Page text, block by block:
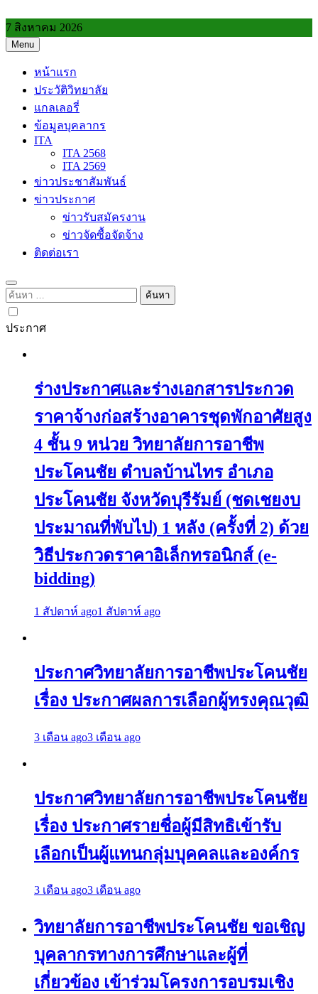
to
content
7 สิงหาคม 2026
Menu
หน้าแรก
ประวัติวิทยาลัย
แกลเลอรี่
ข้อมูลบุคลากร
ITA
ITA 2568
ITA 2569
ข่าวประชาสัมพันธ์
ข่าวประกาศ
ข่าวรับสมัครงาน
ข่าวจัดซื้อจัดจ้าง
ติดต่อเรา
ค้นหา
สำหรับ:
ประกาศ
ร่างประกาศและร่างเอกสารประกวด
ราคาจ้างก่อสร้างอาคารชุดพักอาศัยสูง
4 ชั้น 9 หน่วย วิทยาลัยการอาชีพ
ประโคนชัย ตำบลบ้านไทร อำเภอ
ประโคนชัย จังหวัดบุรีรัมย์ (ชดเชยงบ
ประมาณที่พับไป) 1 หลัง (ครั้งที่ 2) ด้วย
วิธีประกวดราคาอิเล็กทรอนิกส์ (e-
bidding)
1 สัปดาห์ ago1 สัปดาห์ ago
ประกาศวิทยาลัยการอาชีพประโคนชัย
เรื่อง ประกาศผลการเลือกผู้ทรงคุณวุฒิ
3 เดือน ago3 เดือน ago
ประกาศวิทยาลัยการอาชีพประโคนชัย
เรื่อง ประกาศรายชื่อผู้มีสิทธิเข้ารับ
เลือกเป็นผู้แทนกลุ่มบุคคลและองค์กร
3 เดือน ago3 เดือน ago
วิทยาลัยการอาชีพประโคนชัย ขอเชิญ
บุคลากรทางการศึกษาและผู้ที่
เกี่ยวข้อง เข้าร่วมโครงการอบรมเชิง